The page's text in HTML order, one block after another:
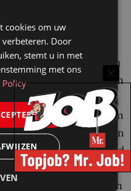
alle kandidaten op
We willen daarom
We vragen je om
op drie vragen
van je antwoorden
en jouw verwachtingen
neem er even de tijd
je CV het enige waar
Je mag putten
cookies om uw
Door
stemt u in met
met ons
Policy